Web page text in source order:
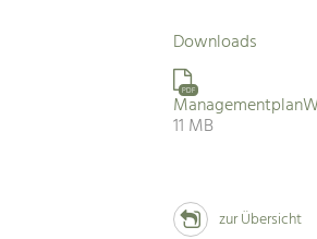
Downloads
PDF
11 MB
zur Übersicht